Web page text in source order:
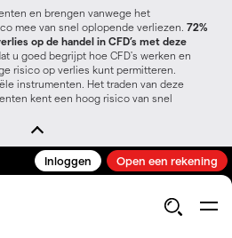
en brengen vanwege het
mee van snel oplopende verliezen. 72%
op de handel in CFD’s met deze
u goed begrijpt hoe CFD's werken en
risico op verlies kunt permitteren.
instrumenten. Het traden van deze
kent een hoog risico van snel
Inloggen Open een rekening